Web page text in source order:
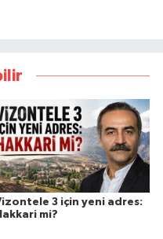
3 için yeni adres:
mi?